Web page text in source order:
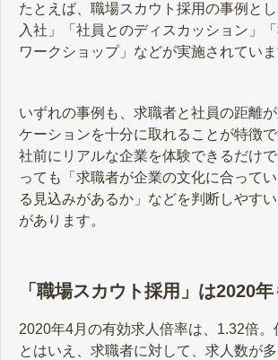
たとえば、職場スカウト採用の事例と
入社」「社員とのディスカッション」
ワークショップ」などが実施されていま
いずれの事例も、求職者と社員の距離
ケーションを十分に取れることが特徴
社前にリアルな企業を体験できるだけ
っても「求職者が企業の文化に合って
る見込みがあるか」などを判断しやす
があります。
「職場スカウト採用」は2020
2020年4月の有効求人倍率は、1.32倍。
とはいえ、求職者に対して、求人数が